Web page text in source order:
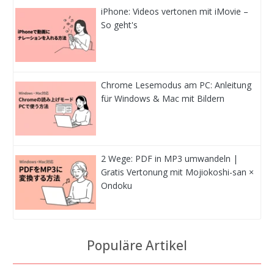
iPhone: Videos vertonen mit iMovie –
So geht's
Chrome Lesemodus am PC: Anleitung
für Windows & Mac mit Bildern
2 Wege: PDF in MP3 umwandeln |
Gratis Vertonung mit Mojiokoshi-san ×
Ondoku
Populäre Artikel